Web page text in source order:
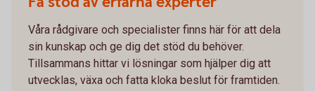
Våra rådgivare och specialister finns här för att dela
sin kunskap och ge dig det stöd du behöver.
Tillsammans hittar vi lösningar som hjälper dig att
utvecklas, växa och fatta kloka beslut för framtiden.